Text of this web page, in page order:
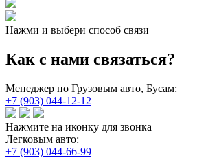
Нажми и выбери способ связи
Как с нами связаться?
Менеджер по Грузовым авто, Бусам:
+7 (903) 044-12-12
Нажмите на иконку для звонка
Легковым авто:
+7 (903) 044-66-99